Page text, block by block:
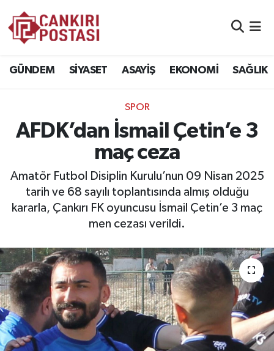
GÜNDEM SİYASET ASAYİŞ EKONOMİ SAĞLIK
SPOR
AFDK’dan İsmail Çetin’e 3
maç ceza
Amatör Futbol Disiplin Kurulu’nun 09 Nisan 2025
tarih ve 68 sayılı toplantısında almış olduğu
kararla, Çankırı FK oyuncusu İsmail Çetin’e 3 maç
men cezası verildi.
EKONOMİ
SAĞLIK
SPOR
YAŞAM
ÇEVRE
İLÇELER
Trafik Durumu
Süper Lig Puan Durumu ve Fikstür
Tüm Manşetler
Haber Arşivi